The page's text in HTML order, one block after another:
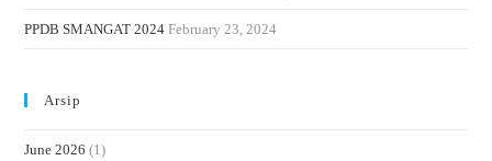
PPDB SMANGAT 2024 February 23, 2024
Arsip
June 2026 (1)